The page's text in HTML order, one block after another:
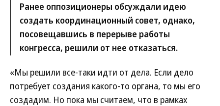
Ранее оппозиционеры обсуждали идею
создать координационный совет, однако,
посовещавшись в перерыве работы
конгресса, решили от нее отказаться.
«Мы решили все-таки идти от дела. Если дело
потребует создания какого-то органа, то мы его
создадим. Но пока мы считаем, что в рамках